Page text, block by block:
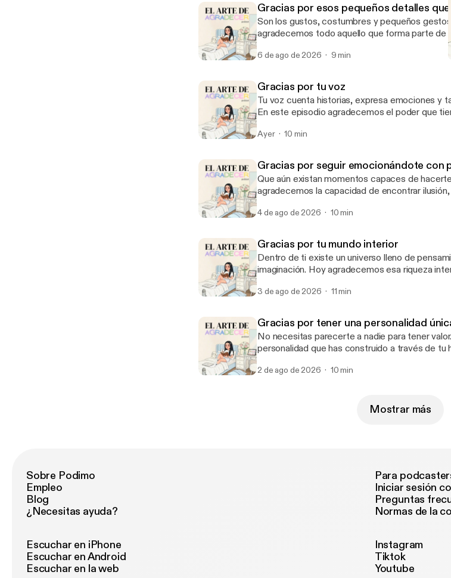
Gracias por esos pequeños detalles
Son los gustos, costumbres y pequeños gestos
agradecemos todo aquello que forma parte de
6 de ago de 2026 9 min
Gracias por tu voz
Tu voz cuenta historias, expresa emociones y
En este episodio agradecemos el poder que
Ayer 10 min
Gracias por seguir emocionándote con
Que aún existan momentos capaces de hacerte
agradecemos la capacidad de encontrar
4 de ago de 2026 10 min
Gracias por tu mundo interior
Dentro de ti existe un universo lleno de
imaginación. Hoy agradecemos esa riqueza interior que te acompaña cada día y que
3 de ago de 2026 11 min
Gracias por tener una personalidad
No necesitas parecerte a nadie para tener valor. En este episodio agradecemos esa
personalidad que has construido a través de
2 de ago de 2026 10 min
Mostrar más
Sobre Podimo
Empleo
Blog
¿Necesitas ayuda?
Para
Iniciar sesión
Preguntas
Normas de la
Escuchar en iPhone
Escuchar en Android
Escuchar en la web
Instagram
Tiktok
Youtube